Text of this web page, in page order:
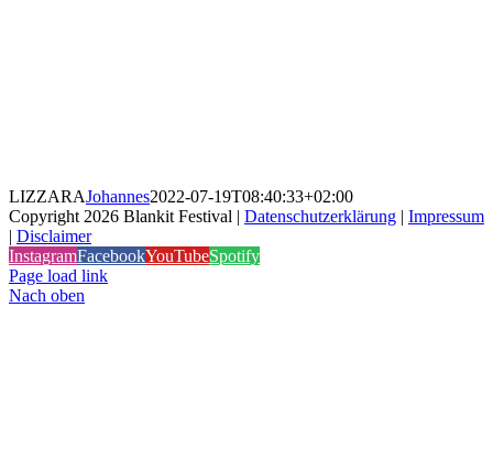
LIZZARAJohannes2022-07-19T08:40:33+02:00
Copyright 2026 Blankit Festival | Datenschutzerklärung | Impressum
| Disclaimer
InstagramFacebookYouTubeSpotify
Page load link
Nach oben